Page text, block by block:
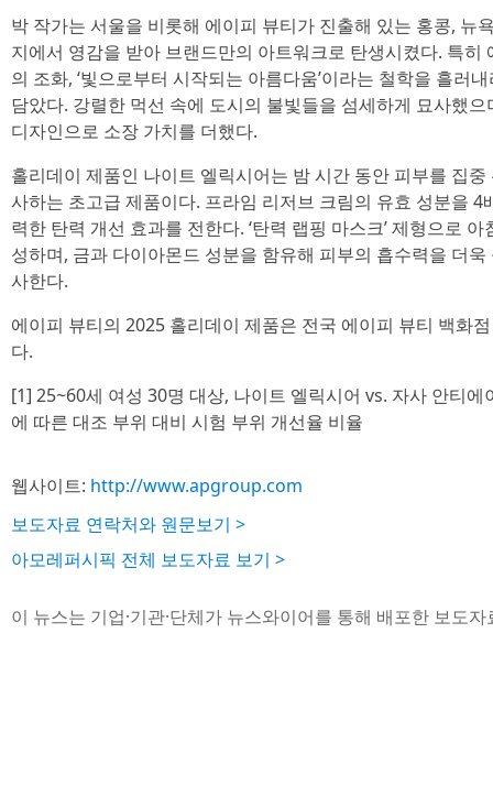
박 작가는 서울을 비롯해 에이피 뷰티가 진출해 있는 홍콩, 뉴
지에서 영감을 받아 브랜드만의 아트워크로 탄생시켰다. 특
의 조화, ‘빛으로부터 시작되는 아름다움’이라는 철학을 흘러
담았다. 강렬한 먹선 속에 도시의 불빛들을 섬세하게 묘사했
디자인으로 소장 가치를 더했다.
홀리데이 제품인 나이트 엘릭시어는 밤 시간 동안 피부를 집
사하는 초고급 제품이다. 프라임 리저브 크림의 유효 성분을
력한 탄력 개선 효과를 전한다. ‘탄력 랩핑 마스크’ 제형으로
성하며, 금과 다이아몬드 성분을 함유해 피부의 흡수력을 더
사한다.
에이피 뷰티의 2025 홀리데이 제품은 전국 에이피 뷰티 백화
다.
[1] 25~60세 여성 30명 대상, 나이트 엘릭시어 vs. 자사 안티
에 따른 대조 부위 대비 시험 부위 개선율 비율
웹사이트: http://www.apgroup.com
보도자료 연락처와 원문보기 >
아모레퍼시픽 전체 보도자료 보기 >
이 뉴스는 기업·기관·단체가 뉴스와이어를 통해 배포한 보도